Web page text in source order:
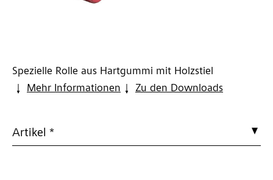
Spezielle Rolle aus Hartgummi mit Holzstiel
Mehr Informationen
Zu den Downloads
Artikel *